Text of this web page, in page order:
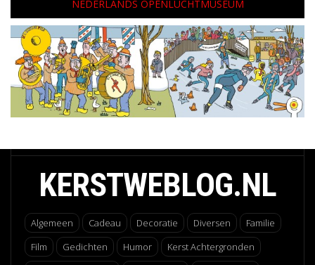
NEDERLANDS OPENLUCHTMUSEUM
KERSTWEBLOG.NL
Algemeen Cadeau Decoratie Diversen
Familie
Film
Gedichten Humor
Kerst Achtergronden